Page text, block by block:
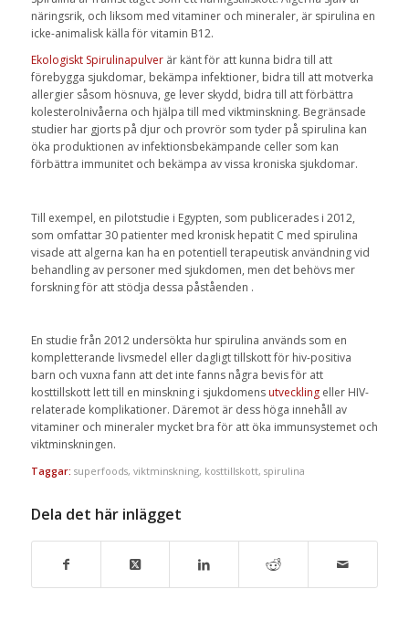
näringsrik, och liksom med vitaminer och mineraler, är spirulina en
icke-animalisk källa för vitamin B12.
Ekologiskt Spirulinapulverär känt för att kunna bidra till att
förebygga sjukdomar, bekämpa infektioner, bidra till att motverka
allergier såsom hösnuva, ge lever skydd, bidra till att förbättra
kolesterolnivåerna och hjälpa till med viktminskning. Begränsade
studier har gjorts på djur och provrör som tyder på spirulina kan
öka produktionen av infektionsbekämpande celler som kan
förbättra immunitet och bekämpa av vissa kroniska sjukdomar.
Till exempel, en pilotstudie i Egypten, som publicerades i 2012,
som omfattar 30 patienter med kronisk hepatit C med spirulina
visade att algerna kan ha en potentiell terapeutisk användning vid
behandling av personer med sjukdomen, men det behövs mer
forskning för att stödja dessa påståenden .
En studie från 2012 undersökta hur spirulina används som en
kompletterande livsmedel eller dagligt tillskott för hiv-positiva
barn och vuxna fann att det inte fanns några bevis för att
kosttillskott lett till en minskning i sjukdomens utvecklingeller HIV-
relaterade komplikationer. Däremot är dess höga innehåll av
vitaminer och mineraler mycket bra för att öka immunsystemet och
viktminskningen.
Taggar: superfoods, viktminskning, kosttillskott, spirulina
Dela det här inlägget